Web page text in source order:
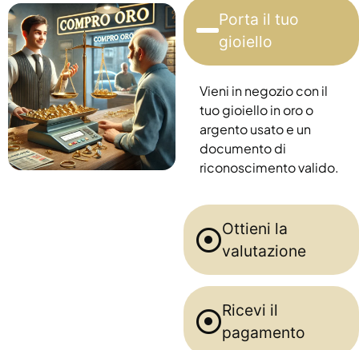
Porta il tuo
gioiello
Vieni in negozio con il
tuo gioiello in oro o
argento usato e un
documento di
riconoscimento valido.
Ottieni la
valutazione
Ricevi il
pagamento